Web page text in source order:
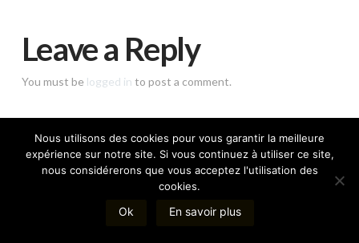
Leave a Reply
You must be logged in to post a comment.
Directeur de publication : Henri Leclerc | Hébergement :
1&1 Internet SARL France
Nous utilisons des cookies pour vous garantir la meilleure
expérience sur notre site. Si vous continuez à utiliser ce site,
nous considérerons que vous acceptez l'utilisation des
cookies.
Ok En savoir plus